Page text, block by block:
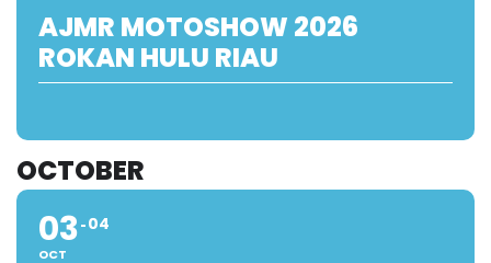
AJMR MOTOSHOW 2026
ROKAN HULU RIAU
OCTOBER
03
OCT
04